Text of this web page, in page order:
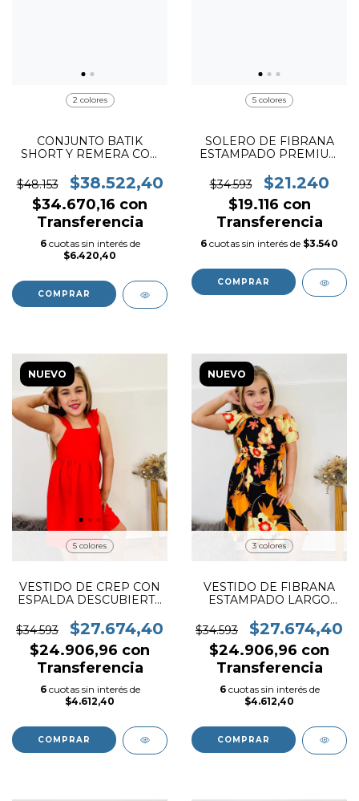
2 colores
CONJUNTO BATIK
SHORT Y REMERA CON
$48.153
$38.522,40
$34.670,16 con
Transferencia
6 cuotas sin interés de
$6.420,40
COMPRAR
5 colores
SOLERO DE FIBRANA
ESTAMPADO PREMIUM
$34.593
$21.240
$19.116 con
Transferencia
6 cuotas sin interés de $3.540
COMPRAR
NUEVO
5 colores
VESTIDO DE CREP CON
ESPALDA DESCUBIERTA
VOLADO ( ART. 137)
$34.593 $27.674,40
$24.906,96 con
Transferencia
6 cuotas sin interés de
$4.612,40
COMPRAR
NUEVO
3 colores
VESTIDO DE FIBRANA
ESTAMPADO LARGO
$34.593
$27.674,40
$24.906,96 con
Transferencia
6 cuotas sin interés de
$4.612,40
COMPRAR